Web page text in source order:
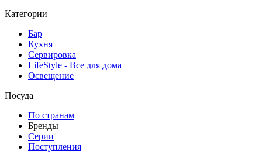
Категории
Бар
Кухня
Сервировка
LifeStyle - Все для дома
Освещение
Посуда
По странам
Бренды
Серии
Поступления